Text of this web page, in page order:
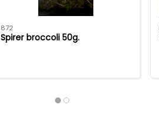
872
Spirer broccoli 50g.